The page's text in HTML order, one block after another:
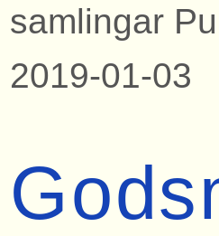
samlingar
2019-01-03